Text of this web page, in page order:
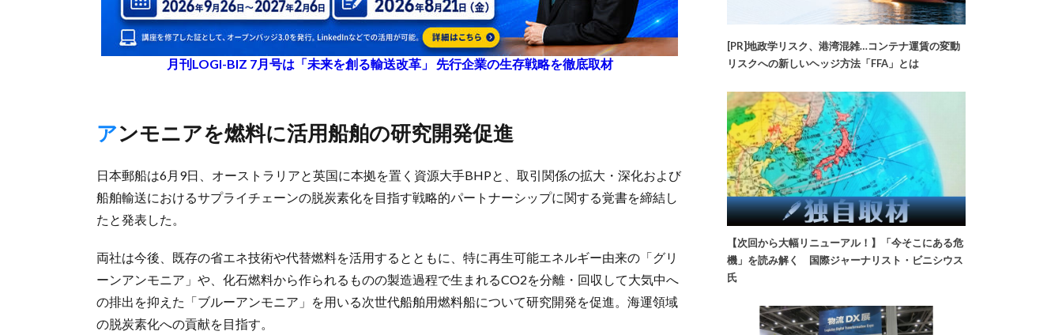
月刊LOGI-BIZ 7月号は「未来を創る輸送改革」 先行企業の生存戦略を徹底取材
アンモニアを燃料に活用船舶の研究開発促進
日本郵船は6月9日、オーストラリアと英国に本拠を置く資源大手BHPと、取引関係の拡大・深化および
船舶輸送におけるサプライチェーンの脱炭素化を目指す戦略的パートナーシップに関する覚書を締結し
たと発表した。
両社は今後、既存の省エネ技術や代替燃料を活用するとともに、特に再生可能エネルギー由来の「グリ
ーンアンモニア」や、化石燃料から作られるものの製造過程で生まれるCO2を分離・回収して大気中へ
の排出を抑えた「ブルーアンモニア」を用いる次世代船舶用燃料船について研究開発を促進。海運領域
の脱炭素化への貢献を目指す。
[PR]地政学リスク、港湾混雑…コンテナ運賃の変動
リスクへの新しいヘッジ方法「FFA」とは
【次回から大幅リニューアル！】「今そこにある危
機」を読み解く 国際ジャーナリスト・ビニシウス
氏